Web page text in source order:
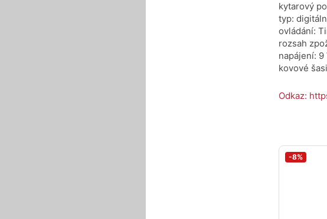
kytarový
typ:
ovládání:
rozsah
napájení:
kovové šasi
Odkaz:
-8%